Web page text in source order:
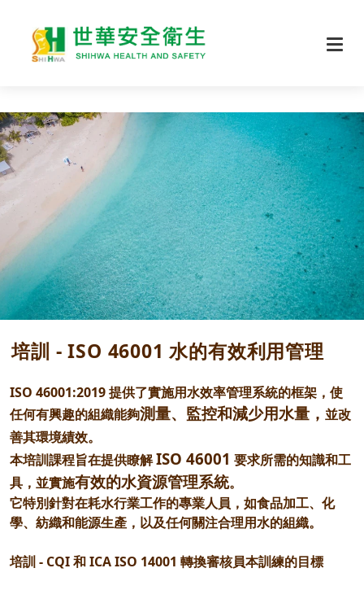
培訓 - ISO 46001 水的有效利用管理
ISO 46001:2019 提供了實施用水效率管理系統的框架，使
任何有興趣的組織能夠測量、監控和減少用水量， 並改
善其環境績效。
本培訓課程旨在提供瞭解ISO 46001 要求所需的知識和工
具，並實施有效的水資源管理系統。
它特別針對在耗水行業工作的專業人員，如食品加工、化
學、紡織和能源生產，以及任何關注合理用水的組織。
培訓 - CQI 和 ICA ISO 14001 轉換審核員本訓練的目標